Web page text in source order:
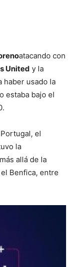
atacando con
United y la
haber usado la
estaba bajo el
el
la
allá de la
Benfica, entre